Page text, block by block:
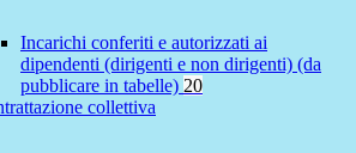
Incarichi conferiti e autorizzati ai
dipendenti (dirigenti e non dirigenti) (da
pubblicare in tabelle) 20
collettiva